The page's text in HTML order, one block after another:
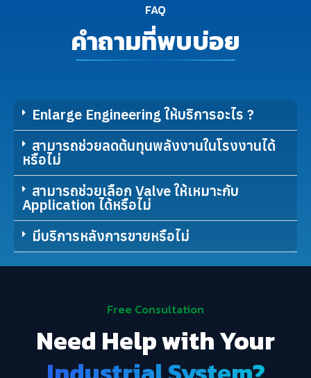
FAQ
คำถามที่พบบ่อย
Enlarge Engineering ให้บริการอะไร ?
สามารถช่วยลดต้นทุนพลังงานในโรงงานได้
หรือไม่
สามารถช่วยเลือก Valve ให้เหมาะกับ
Application ได้หรือไม่
มีบริการหลังการขายหรือไม่
Free Consultation
Need Help with Your